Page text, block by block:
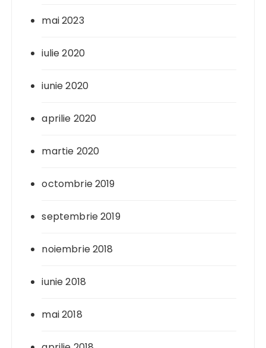
mai 2023
iulie 2020
iunie 2020
aprilie 2020
martie 2020
octombrie 2019
septembrie 2019
noiembrie 2018
iunie 2018
mai 2018